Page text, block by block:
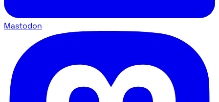
Mastodon